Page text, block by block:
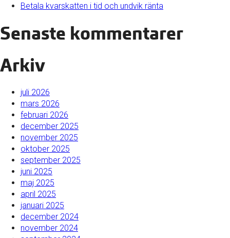
Betala kvarskatten i tid och undvik ränta
Senaste kommentarer
Arkiv
juli 2026
mars 2026
februari 2026
december 2025
november 2025
oktober 2025
september 2025
juni 2025
maj 2025
april 2025
januari 2025
december 2024
november 2024